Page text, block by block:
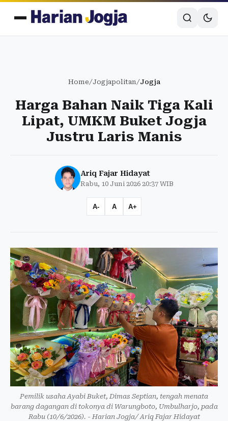
Home/Jogjapolitan/Jogja
Harga Bahan Naik Tiga Kali
Lipat, UMKM Buket Jogja
Justru Laris Manis
Ariq Fajar Hidayat
Rabu, 10 Juni 2026 20:37 WIB
A- A A+
Pemilik usaha Ayabi Buket, Dimas Septian, tengah menata
barang dagangan di tokonya di Warungboto, Umbulharjo, pada
Rabu (10/6/2026). - Harian Jogja/ Ariq Fajar Hidayat